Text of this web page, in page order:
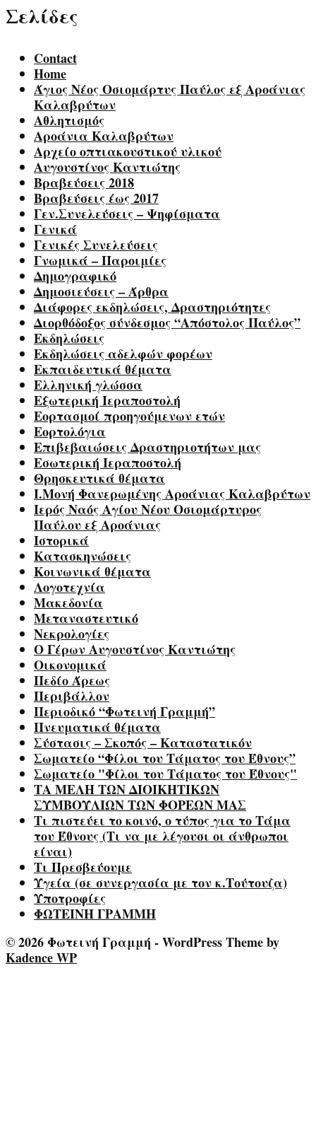
Σελίδες
Contact
Home
Άγιος Νέος Οσιομάρτυς Παύλος εξ Αροάνιας
Καλαβρύτων
Αθλητισμός
Αροάνια Καλαβρύτων
Αρχείο οπτιακουστικού υλικού
Αυγουστίνος Καντιώτης
Βραβεύσεις 2018
Βραβεύσεις έως 2017
Γεν.Συνελεύσεις – Ψηφίσματα
Γενικά
Γενικές Συνελεύσεις
Γνωμικά – Παροιμίες
Δημογραφικό
Δημοσιεύσεις – Άρθρα
Διάφορες εκδηλώσεις, Δραστηριότητες
Διορθόδοξος σύνδεσμος “Απόστολος Παύλος”
Εκδηλώσεις
Εκδηλώσεις αδελφών φορέων
Εκπαιδευτικά θέματα
Ελληνική γλώσσα
Εξωτερική Ιεραποστολή
Εορτασμοί προηγούμενων ετών
Εορτολόγια
Επιβεβαιώσεις Δραστηριοτήτων μας
Εσωτερική Ιεραποστολή
Θρησκευτικά θέματα
Ι.Μονή Φανερωμένης Αροάνιας Καλαβρύτων
Ιερός Ναός Αγίου Νέου Οσιομάρτυρος
Παύλου εξ Αροάνιας
Ιστορικά
Κατασκηνώσεις
Κοινωνικά θέματα
Λογοτεχνία
Μακεδονία
Μεταναστευτικό
Νεκρολογίες
Ο Γέρων Αυγουστίνος Καντιώτης
Οικονομικά
Πεδίο Άρεως
Περιβάλλον
Περιοδικό “Φωτεινή Γραμμή”
Πνευματικά θέματα
Σύστασις – Σκοπός – Καταστατικόν
Σωματείο “Φίλοι του Τάματος του Έθνους”
Σωματείο "Φίλοι του Τάματος του Έθνους"
ΤΑ ΜΕΛΗ ΤΩΝ ΔΙΟΙΚΗΤΙΚΩΝ
ΣΥΜΒΟΥΛΙΩΝ ΤΩΝ ΦΟΡΕΩΝ ΜΑΣ
Τι πιστεύει το κοινό, ο τύπος για το Τάμα
του Έθνους (Τι να με λέγουσι οι άνθρωποι
είναι)
Τι Πρεσβεύουμε
Υγεία (σε συνεργασία με τον κ.Τούτουζα)
Υποτροφίες
ΦΩΤΕΙΝΗ ΓΡΑΜΜΗ
© 2026 Φωτεινή Γραμμή - WordPress Theme by
Kadence WP